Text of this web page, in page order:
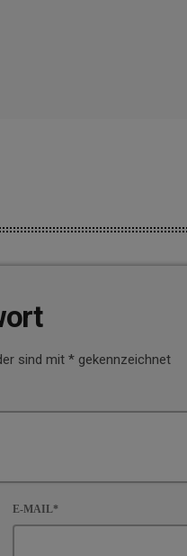
sind mit * gekennzeichnet
E-MAIL*